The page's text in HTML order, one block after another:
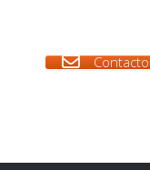
Contacto